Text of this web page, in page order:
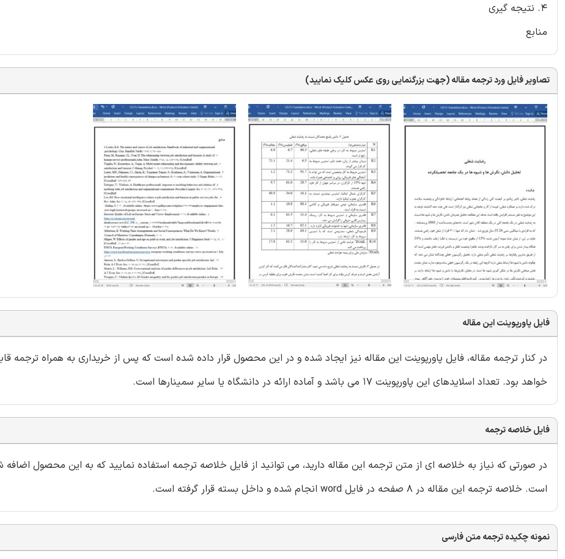
4. نتیجه گیری
منابع
تصاویر فایل ورد ترجمه مقاله (جهت بزرگنمایی روی عکس کلیک نمایید)
فایل پاورپوینت این مقاله
در کنار ترجمه مقاله، فایل پاورپوینت این مقاله نیز ایجاد شده و در این محصول قرار داده شده است که پس از خریداری به همراه ترجمه
خواهد بود. تعداد اسلایدهای این پاورپوینت 17 می باشد و آماده ارائه در دانشگاه یا سایر سمینارها است.
فایل خلاصه ترجمه
در صورتی که نیاز به خلاصه ای از متن ترجمه این مقاله دارید، می توانید از فایل خلاصه ترجمه استفاده نمایید که به این محصول اضافه
است. خلاصه ترجمه این مقاله در 8 صفحه در فایل word انجام شده و داخل بسته قرار گرفته است.
نمونه چکیده ترجمه متن فارسی